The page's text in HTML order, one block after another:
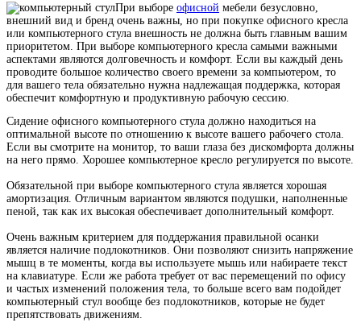
При выборе офисной мебели безусловно,
внешний вид и бренд очень важны, но при покупке офисного кресла
или компьютерного стула внешность не должна быть главным вашим
приоритетом. При выборе компьютерного кресла самыми важными
аспектами являются долговечность и комфорт. Если вы каждый день
проводите большое количество своего времени за компьютером, то
для вашего тела обязательно нужна надлежащая поддержка, которая
обеспечит комфортную и продуктивную рабочую сессию.
Сидение офисного компьютерного стула должно находиться на
оптимальной высоте по отношению к высоте вашего рабочего стола.
Если вы смотрите на монитор, то ваши глаза без дискомфорта должны
на него прямо. Хорошее компьютерное кресло регулируется по высоте.
Обязательной при выборе компьютерного стула является хорошая
амортизация. Отличным вариантом являются подушки, наполненные
пеной, так как их высокая обеспечивает дополнительный комфорт.
Очень важным критерием для поддержания правильной осанки
является наличие подлокотников. Они позволяют снизить напряжение
мышц в те моменты, когда вы используете мышь или набираете текст
на клавиатуре. Если же работа требует от вас перемещений по офису
и частых изменений положения тела, то больше всего вам подойдет
компьютерный стул вообще без подлокотников, которые не будет
препятствовать движениям.